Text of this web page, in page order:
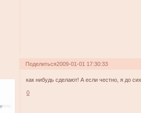
Поделиться2009-01-01 17:30:33
как нибудь сделают! А если честно, я до
0